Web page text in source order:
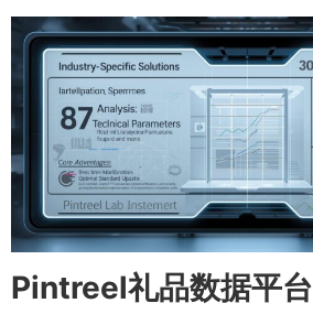
Pintreel礼品数据平台